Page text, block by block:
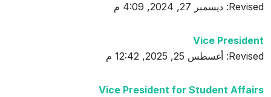
Revised: ديسمبر 27, 2024, 4:09 م
Vice President
Revised: أغسطس 25, 2025, 12:42 م
Vice President for Student Affairs